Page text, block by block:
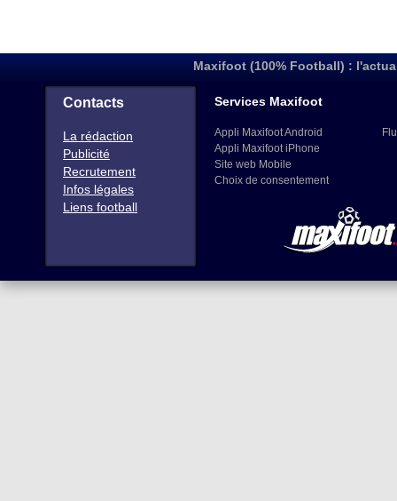
Maxifoot (100% Football) :
Contacts
La rédaction
Publicité
Recrutement
Infos légales
Liens football
Services Maxifoot
Appli Maxifoot Android
Appli Maxifoot iPhone
Site web Mobile
Choix de consentement